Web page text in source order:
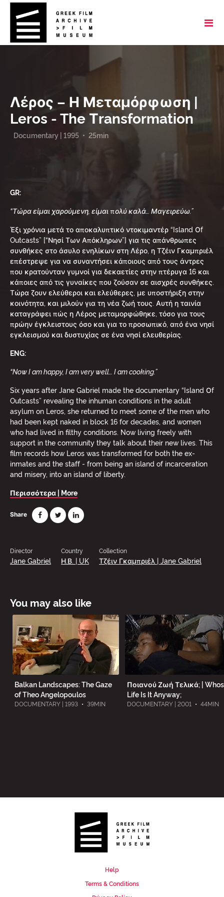
Λέρος – Η Μεταμόρφωση |
Leros - The Τransformation
Documentary | 1995 • 25min
GR:
“Τώρα είμαι χαρούμενη, είμαι πολύ καλά… Μαγειρεύω.”
Έξι χρόνια μετά το αποκαλυπτικό ντοκιμαντέρ “Island Οf
Outcasts” [“Νησί Των Απόκληρων”] για τις απάνθρωπες
συνθήκες στο άσυλο ενηλίκων στη Λέρο, η Τζέιν Γκαμπριέλ
επέστρεψε για να συναντήσει κάποιους από τους άντρες
που κρατούνταν γυμνοί για δεκαετίες στην πτέρυγα 16 και
κάποιες από τις γυναίκες που ζούσαν σε αισχρές συνθήκες.
Τώρα ζουν ελεύθεροι και ελεύθερες, με υποστήριξη στην
κοινότητα, και μιλούν για τη νέα ζωή τους. Αυτή η ταινία
καταγράφει πώς η Λέρος μεταμορφώθηκε, τόσο για τους
πρώην έγκλειστους όσο και για το προσωπικό, από ένα νησί
εγκλεισμού και δυστυχίας σε ένα νησί ελευθερίας.
ENG:
“Now I am happy, I am very well… I am cooking.”
Six years after Jane Gabriel made the documentary “Island Οf
Outcasts” revealing the inhuman conditions in the adult
asylum on Leros, she returned to meet some of the men who
had been kept naked in block 16 for decades, and women
who had lived in filthy conditions. Now living freely with
support in the community they talk about their new lives. This
film records how Leros was transformed for both the ex-
inmates and the staff - from being an island of incarceration
and misery, into an island of liberty.
Περισσότερα | More
Share
Director
Jane Gabriel
Country
Η.Β. | UK
Collection
Τζέιν Γκαμπριέλ | Jane Gabriel
You may also like
Balkan Landscapes: The Gaze
of Theo Angelopoulos
DOCUMENTARY | 1993 • 39MIN
Ποιανού Ζωή Τελικά; |
Life Is It Anyway;
DOCUMENTARY | 2001 • 44MIN
Help
Terms & Conditions